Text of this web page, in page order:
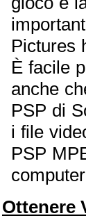
Pictures
È facile
anche
PSP di
i file
PSP
Ottenere